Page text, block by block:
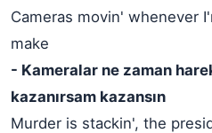
Cameras movin' whenever
make
- Kameralar ne zaman
kazanırsam kazansın
Murder is stackin', the